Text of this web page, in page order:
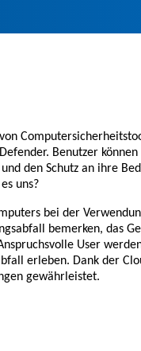
Benutzer
den Schutz an ihre
uns?
bei der
bemerken, das
User
erleben. Dank der
gewährleistet.